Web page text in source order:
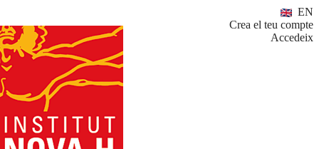
EN
Crea el teu compte
Accedeix